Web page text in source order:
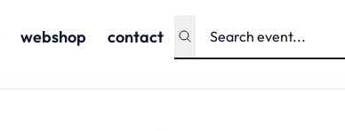
webshop contact